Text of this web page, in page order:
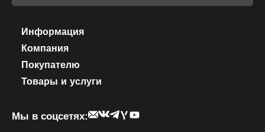
Информация
Компания
Покупателю
Товары и услуги
Мы в соцсетях: